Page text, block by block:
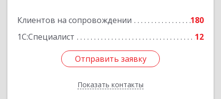
Клиентов на сопровождении
180
1С:Специалист
12
Отправить заявку
Показать контакты
Отправить заявку
Назад